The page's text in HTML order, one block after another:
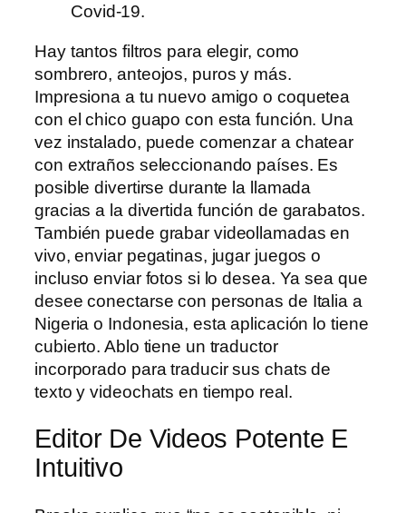
Covid-19.
Hay tantos filtros para elegir, como
sombrero, anteojos, puros y más.
Impresiona a tu nuevo amigo o coquetea
con el chico guapo con esta función. Una
vez instalado, puede comenzar a chatear
con extraños seleccionando países. Es
posible divertirse durante la llamada
gracias a la divertida función de garabatos.
También puede grabar videollamadas en
vivo, enviar pegatinas, jugar juegos o
incluso enviar fotos si lo desea. Ya sea que
desee conectarse con personas de Italia a
Nigeria o Indonesia, esta aplicación lo tiene
cubierto. Ablo tiene un traductor
incorporado para traducir sus chats de
texto y videochats en tiempo real.
Editor De Videos Potente E
Intuitivo